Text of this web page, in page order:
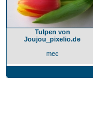
Tulpen von
Joujou_pixelio.de
mec